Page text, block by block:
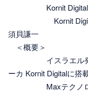
Kornit Digital最新
Kornit Digital
須貝謙一
＜概要＞
イスラエル発の
ーカ Kornit Digitalに搭
Maxテクノロジ